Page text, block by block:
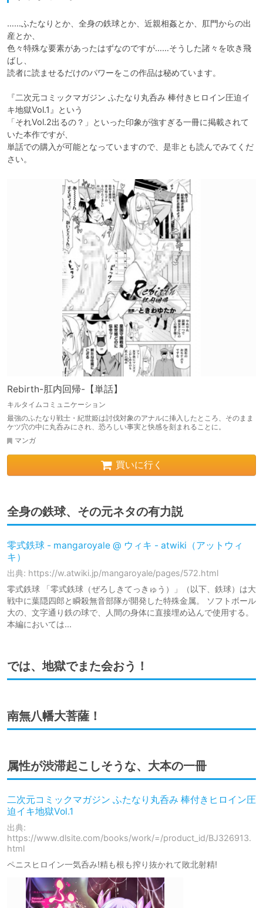
……ふたなりとか、全身の鉄球とか、近親相姦とか、肛門からの出
産とか、
色々特殊な要素があったはずなのですが……そうした諸々を吹き飛
ばし、
読者に読ませるだけのパワーをこの作品は秘めています。
『二次元コミックマガジン ふたなり丸呑み 棒付きヒロイン圧迫イ
キ地獄Vol.1』という
「それVol.2出るの？」といった印象が強すぎる一冊に掲載されて
いた本作ですが、
単話での購入が可能となっていますので、是非とも読んでみてくだ
さい。
Rebirth-肛内回帰-【単話】
キルタイムコミュニケーション
最強のふたなり戦士・紀世姫は討伐対象のアナルに挿入したところ、そのまま
ケツ穴の中に丸呑みにされ、恐ろしい事実と快感を刻まれることに。
マンガ
買いに行く
全身の鉄球、その元ネタの有力説
零式鉄球 - mangaroyale @ ウィキ - atwiki（アットウィ
キ）
出典: https://w.atwiki.jp/mangaroyale/pages/572.html
零式鉄球 「零式鉄球（ぜろしきてっきゅう）」（以下、鉄球）は大
戦中に葉隠四郎と瞬殺無音部隊が開発した特殊金属。 ソフトボール
大の、文字通り鉄の球で、人間の身体に直接埋め込んで使用する。
本編においては...
では、地獄でまた会おう！
南無八幡大菩薩！
属性が渋滞起こしそうな、大本の一冊
二次元コミックマガジン ふたなり丸呑み 棒付きヒロイン圧
迫イキ地獄Vol.1
出典:
https://www.dlsite.com/books/work/=/product_id/BJ326913.
html
ペニスヒロイン一気呑み!精も根も搾り抜かれて敗北射精!